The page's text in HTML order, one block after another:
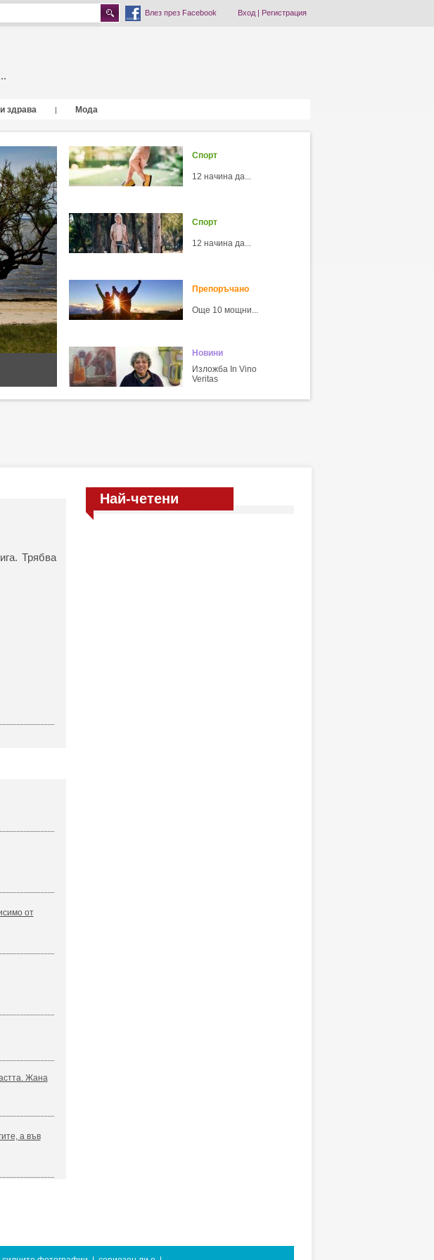
Влез през Facebook Вход| Регистрация
здрава | Мода
Спорт
12 начина да...
Спорт
12 начина да...
Препоръчано
Още 10 мощни...
Новини
Изложба In Vino
Veritas
Трябва
от
Жана
а във
Най-четени